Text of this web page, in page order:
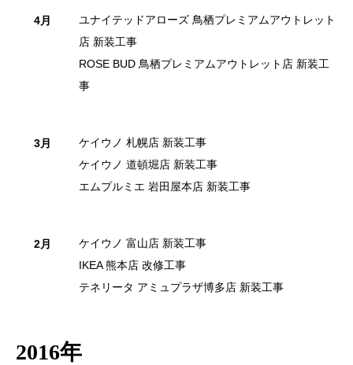
4月
ユナイテッドアローズ 鳥栖プレミアムアウトレット
店 新装工事
ROSE BUD 鳥栖プレミアムアウトレット店 新装工
事
3月
ケイウノ 札幌店 新装工事
ケイウノ 道頓堀店 新装工事
エムプルミエ 岩田屋本店 新装工事
2月
ケイウノ 富山店 新装工事
IKEA 熊本店 改修工事
テネリータ アミュプラザ博多店 新装工事
2016年